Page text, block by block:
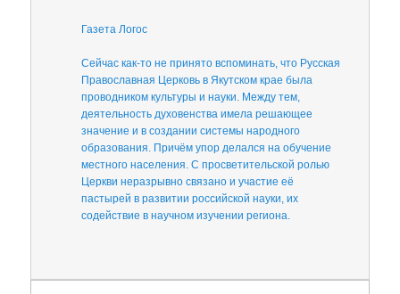
Газета Логос
Сейчас как-то не принято вспоминать, что Русская
Православная Церковь в Якутском крае была
проводником культуры и науки. Между тем,
деятельность духовенства имела решающее
значение и в создании системы народного
образования. Причём упор делался на обучение
местного населения. С просветительской ролью
Церкви неразрывно связано и участие её
пастырей в развитии российской науки, их
содействие в научном изучении региона.